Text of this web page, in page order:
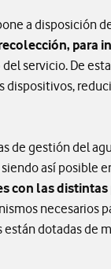
a disposición
para
del servicio. De
de gestión del
así posible
con las
necesarios
dotadas de